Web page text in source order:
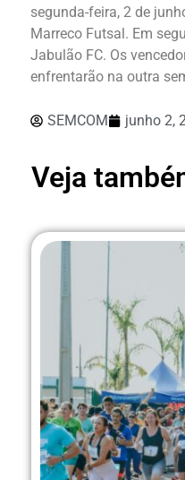
segunda-feira, 2 de
Marreco Futsal. Em
Jabulão FC. Os
enfrentarão na outra
SEMCOM junho 2,
Veja